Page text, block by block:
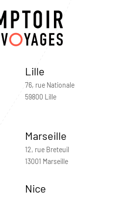
Lille
76, rue Nationale
59800 Lille
Marseille
12, rue Breteuil
13001 Marseille
Nice